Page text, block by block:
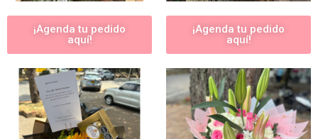
¡Agenda tu pedido
aquí!
¡Agenda tu pedido
aquí!